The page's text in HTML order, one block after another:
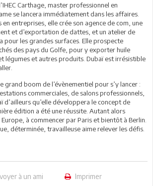
Carthage, master professionnel en
se lancera immédiatement dans les affaires.
entreprises, elle crée son agence de com, une
et d’exportation de dattes, et un atelier de
pour les grandes surfaces. Elle prospecte
des pays du Golfe, pour y exporter huile
légumes et autres produits. Dubaï est irrésistible
grand boom de l’évènementiel pour s’y lancer :
commerciales, de salons professionnels,
d’ailleurs qu’elle développera le concept de
édition a été une réussite. Autant alors
à commencer par Paris et bientôt à Berlin.
déterminée, travailleuse aime relever les défis.
à un ami Imprimer